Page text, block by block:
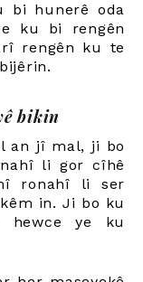
bi hunerê oda
ku bi rengên
rengên ku te
bikin
an jî mal, ji bo
li gor cîhê
ronahî li ser
in. Ji bo ku
hewce ye ku